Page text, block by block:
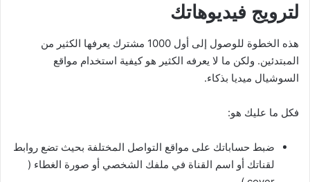
لترويج فيديوهاتك
هذه الخطوة للوصول إلى أول 1000 مشترك يعرفها الكثير من
المبتدئين. ولكن ما لا يعرفه الكثير هو كيفية استخدام مواقع
السوشيال ميديا بذكاء.
فكل ما عليك هو:
ضبط حساباتك على مواقع التواصل المختلفة بحيث تضع روابط
لقناتك أو اسم القناة في ملفك الشخصي أو صورة الغطاء (